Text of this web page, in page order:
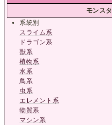
モンス
系統別
スライム系
ドラゴン系
獣系
植物系
水系
鳥系
虫系
エレメント系
物質系
マシン系